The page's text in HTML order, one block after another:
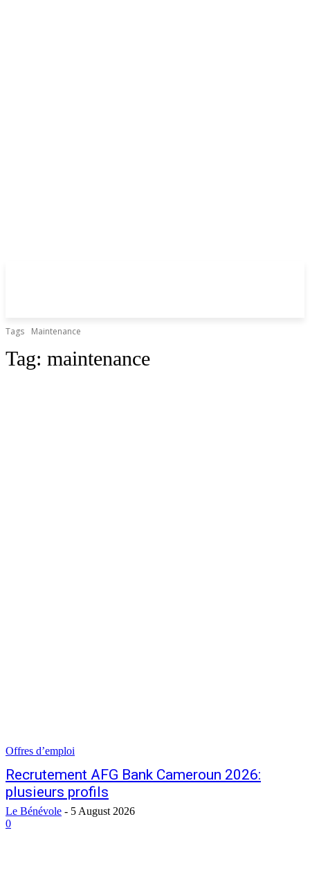
Tags Maintenance
Tag: maintenance
Offres d’emploi
Recrutement AFG Bank Cameroun 2026:
plusieurs profils
Le Bénévole - 5 August 2026
0